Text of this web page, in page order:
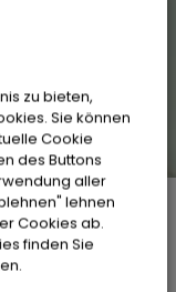
Rathaus
zu bieten,
Sie können
Cookie
des Buttons
aller
lehnen
Cookies ab.
finden Sie